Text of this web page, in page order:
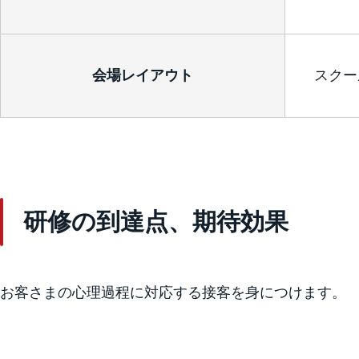
会場レイアウト スク
研修の到達点、期待効果
お客さまの心理過程に対応する接客を身につけます。